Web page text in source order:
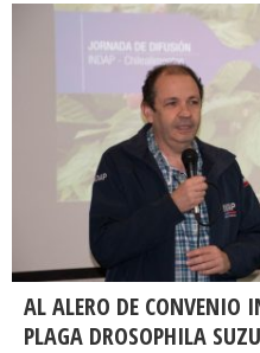
AL ALERO DE CONVENIO
PLAGA DROSOPHILA